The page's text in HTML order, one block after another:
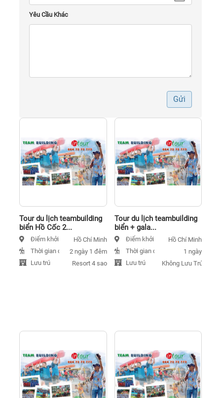
Yêu Cầu Khác
Gửi
Tour du lịch teambuilding
biển Hồ Cốc 2...
Điểm khởi hành Hồ Chí Minh
Thời gian đi
2 ngày 1 đêm
Lưu trú
Resort 4 sao
Tour du lịch teambuilding
biển + gala...
Điểm khởi hànhHồ Chí Minh
Thời gian đi
1 ngày
Lưu trú
Không Lưu Trú